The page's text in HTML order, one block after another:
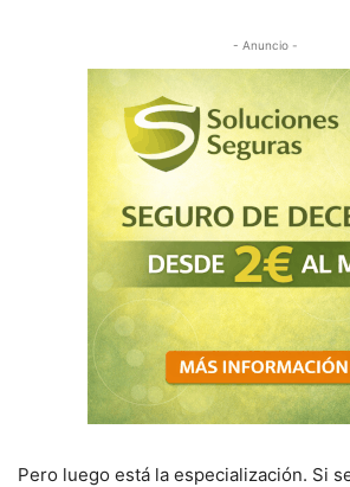
- Anuncio -
Pero luego está la especialización. Si